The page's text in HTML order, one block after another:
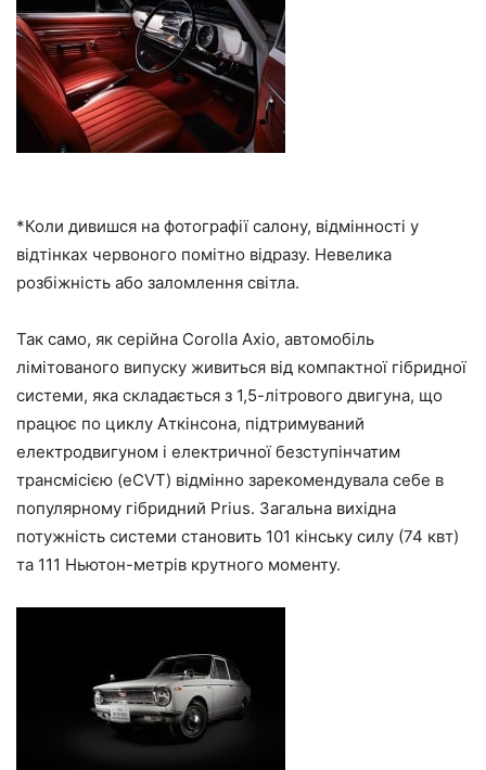
*Коли дивишся на фотографії салону, відмінності у
відтінках червоного помітно відразу. Невелика
розбіжність або заломлення світла.
Так само, як серійна Corolla Axio, автомобіль
лімітованого випуску живиться від компактної гібридної
системи, яка складається з 1,5-літрового двигуна, що
працює по циклу Аткінсона, підтримуваний
електродвигуном і електричної безступінчатим
трансмісією (eCVT) відмінно зарекомендувала себе в
популярному гібридний Prius. Загальна вихідна
потужність системи становить 101 кінську силу (74 квт)
та 111 Ньютон-метрів крутного моменту.